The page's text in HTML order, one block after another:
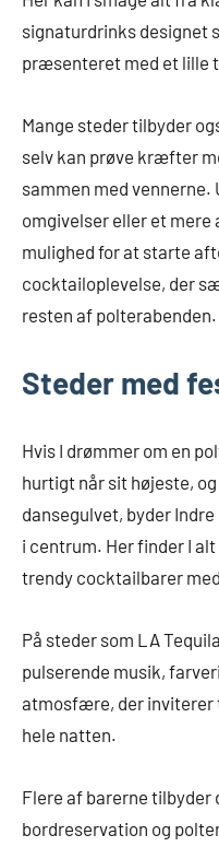
signaturdrinks designet
præsenteret med et lille
Mange steder tilbyder
selv kan prøve kræfter
sammen med vennerne.
omgivelser eller et mere
mulighed for at starte
cocktailoplevelse, der
resten af polterabenden.
Steder med
Hvis I drømmer om en
hurtigt når sit højeste,
dansegulvet, byder
i centrum. Her finder I
trendy cocktailbarer
På steder som LA
pulserende musik,
atmosfære, der inviterer
hele natten.
Flere af barerne tilbyder
bordreservation og